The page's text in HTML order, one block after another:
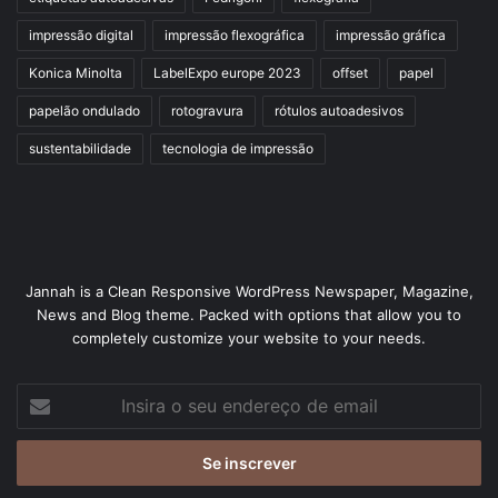
impressão digital impressão flexográfica impressão gráfica
Konica Minolta LabelExpo europe 2023 offset papel
papelão ondulado rotogravura rótulos autoadesivos
sustentabilidade tecnologia de impressão
Jannah is a Clean Responsive WordPress Newspaper, Magazine,
News and Blog theme. Packed with options that allow you to
completely customize your website to your needs.
seu
de